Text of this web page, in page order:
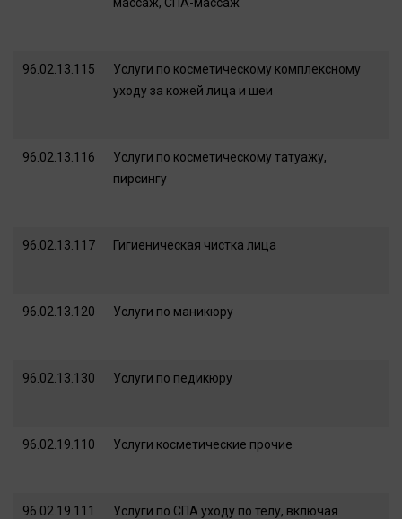
96.02.13.115
Услуги по косметическому комплексному
уходу за кожей лица и шеи
96.02.13.116
Услуги по косметическому татуажу,
пирсингу
96.02.13.117 Гигиеническая чистка лица
96.02.13.120 Услуги по маникюру
96.02.13.130 Услуги по педикюру
96.02.19.110 Услуги косметические прочие
96.02.19.111
Услуги по СПА уходу по телу, включая